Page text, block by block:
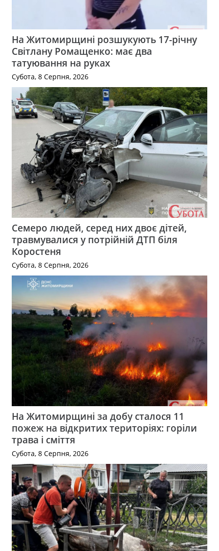
На Житомирщині розшукують 17-річну
Світлану Ромащенко: має два
татуювання на руках
Субота, 8 Серпня, 2026
Семеро людей, серед них двоє дітей,
травмувалися у потрійній ДТП біля
Коростеня
Субота, 8 Серпня, 2026
На Житомирщині за добу сталося 11
пожеж на відкритих територіях: горіли
трава і сміття
Субота, 8 Серпня, 2026